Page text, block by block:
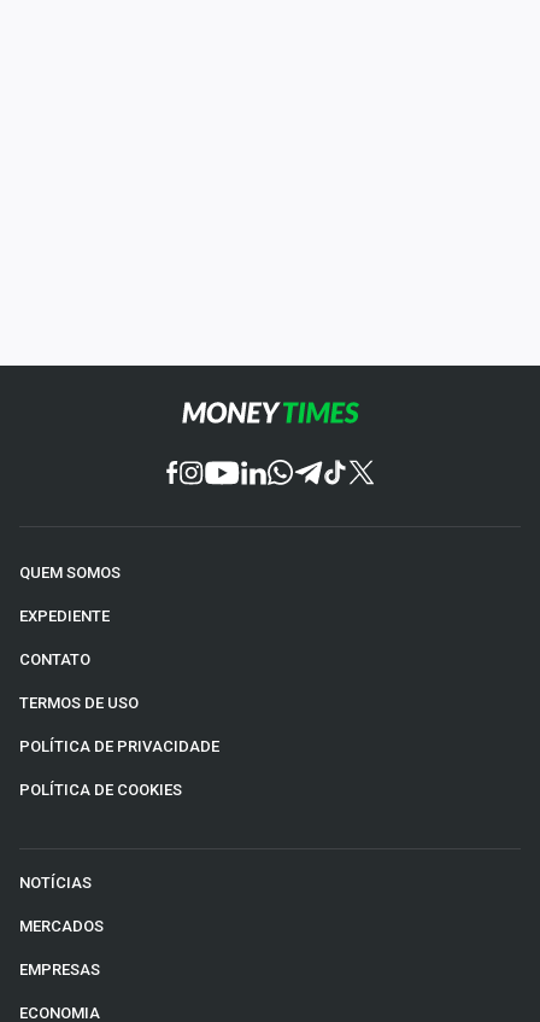
QUEM SOMOS
EXPEDIENTE
CONTATO
TERMOS DE USO
POLÍTICA DE PRIVACIDADE
POLÍTICA DE COOKIES
NOTÍCIAS
MERCADOS
EMPRESAS
ECONOMIA